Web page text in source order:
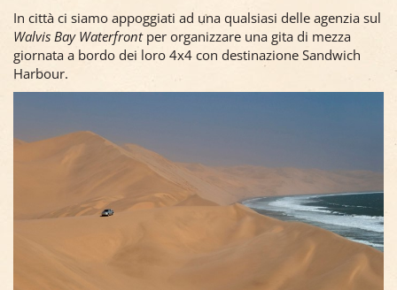
In città ci siamo appoggiati ad una qualsiasi delle agenzia sul
Walvis Bay Waterfrontper organizzare una gita di mezza
giornata a bordo dei loro 4x4 con destinazione Sandwich
Harbour.